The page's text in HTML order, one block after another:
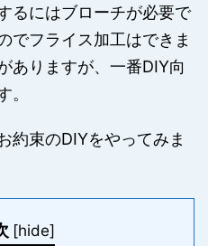
るにはブローチが必要で
でフライス加工はできま
ありますが、一番DIY向
。
約束のDIYをやってみま
[hide]